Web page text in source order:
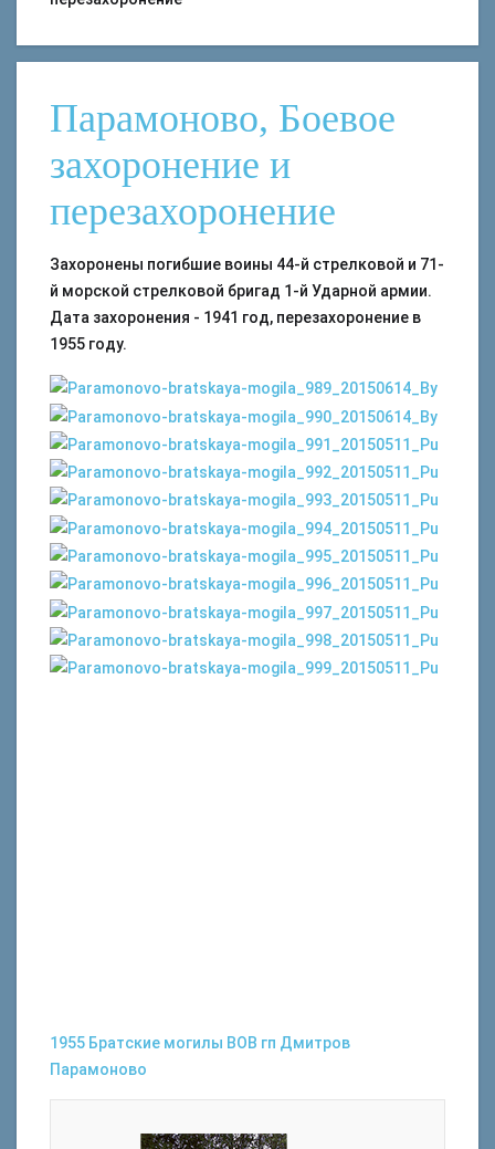
Парамоново, Боевое
захоронение и
перезахоронение
Захоронены погибшие воины 44-й стрелковой и 71-
й морской стрелковой бригад 1-й Ударной армии.
Дата захоронения - 1941 год, перезахоронение в
1955 году.
1955 Братские могилы ВОВ гп Дмитров
Парамоново